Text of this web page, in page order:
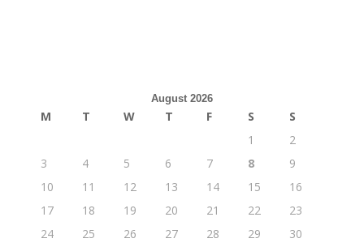
August 2026
M T W T F S
S
1
2
3
4 5 6 7 8
9
10
11 12 13 14 15
16
17
18 19 20 21 22
23
24
25 26 27 28 29
30